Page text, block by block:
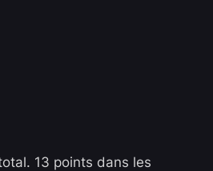
13 points dans les